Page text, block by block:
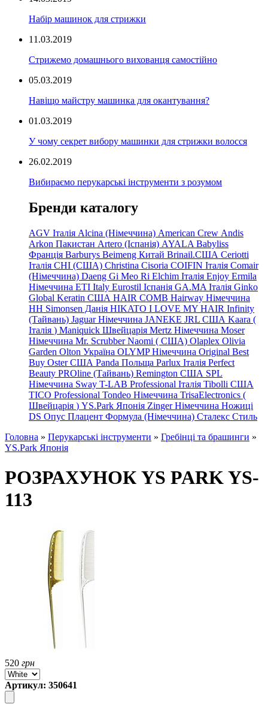
Набір машинок для стрижки
11.03.2019
Стрижемо домашнього вихованця самостійно
05.03.2019
Навіщо майстру машинка для окантування?
01.03.2019
У чому секрет вибору машинки для стрижки волосся
26.02.2019
Вибираємо перукарські інструменти з розумом
Бренди каталогу
AGV Італія Alcina (Німеччина) American Crew Andis
Arkon Пакистан Artero (Іспанія) AYALA Babyliss
Франція Barburys Beimeng Китай Brinail.США Ceriotti
Італія CHI (США) Christina Cisoria COIFIN Італія Comair
(Німеччина) Daeng Gi Meo Ri Elchim Італія Enjoy Ermila
Німеччина ETI Italy Eurostil Іспанія GA.MA Італія Ginko
Global Keratin США HAIR COMB Hairway Німеччина
HH Simonsen Данія HIKATO I LOVE MY HAIR Infinity
(Тайвань) Jaguar Німеччина JANEKE JRL США Kaara (
Італія ) Maniquick Швейцарія Mertz Німеччина Moser
Німеччина Mr. Scrubber Naomi ( США) Olaplex Olivia
Garden Olton Україна OLYMP Німеччина Original Best
Buy Oster США Panda Польща Parlux Італія Perfect
Beauty PROline (Тайвань) Remington США SPL
Німеччина Sway T-LAB Professional Італія Tibolli США
TICO Professional Tondeo Німеччина TrisaElectronics (
Швейцарія ) YS.Park Японія Zinger Німеччина Ножиці
DS Опус Плацент Формула (Німеччина) Сталекс Стиль
Головна » Перукарські інструменти » Гребінці та брашинги »
YS.Park Японія
РОЗРАХУНОК YS PARK YS-
113
520 грн
Артикул: 350641